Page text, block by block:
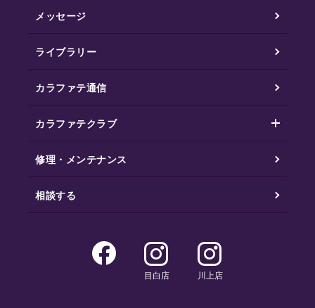
メッセージ
ライブラリー
カラファテ通信
カラファテクラブ
修理・メンテナンス
相談する
目白店 川上店